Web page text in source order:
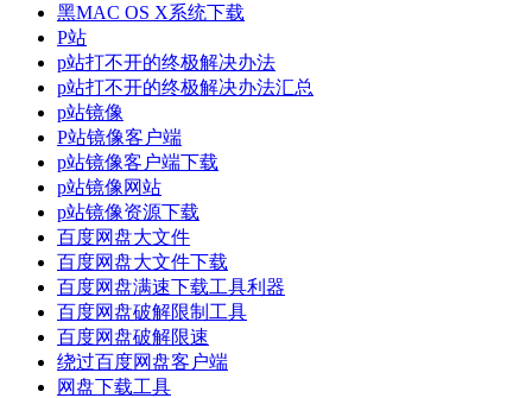
黑MAC OS X系统下载
P站
p站打不开的终极解决办法
p站打不开的终极解决办法汇总
p站镜像
P站镜像客户端
p站镜像客户端下载
p站镜像网站
p站镜像资源下载
百度网盘大文件
百度网盘大文件下载
百度网盘满速下载工具利器
百度网盘破解限制工具
百度网盘破解限速
绕过百度网盘客户端
网盘下载工具